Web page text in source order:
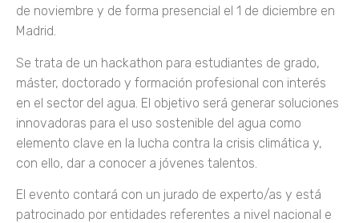
de noviembre y de forma presencial el 1 de diciembre en
Madrid.
Se trata de un hackathon para estudiantes de grado,
máster, doctorado y formación profesional con interés
en el sector del agua. El objetivo será generar soluciones
innovadoras para el uso sostenible del agua como
elemento clave en la lucha contra la crisis climática y,
con ello, dar a conocer a jóvenes talentos.
El evento contará con un jurado de experto/as y está
patrocinado por entidades referentes a nivel nacional e